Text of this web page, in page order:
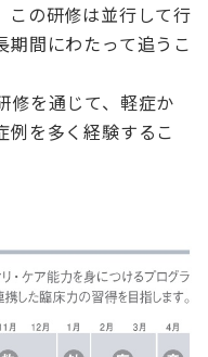
この研修は並行して行
期間にわたって追うこ
修を通じて、軽症か
例を多く経験するこ